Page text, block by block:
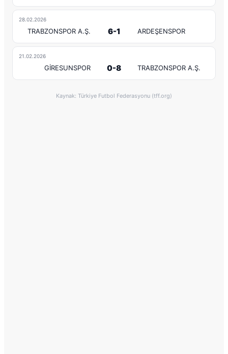
28.02.2026
TRABZONSPOR A.Ş. 6-1 ARDEŞENSPOR
21.02.2026
GİRESUNSPOR 0-8 TRABZONSPOR A.Ş.
Kaynak: Türkiye Futbol Federasyonu (tff.org)